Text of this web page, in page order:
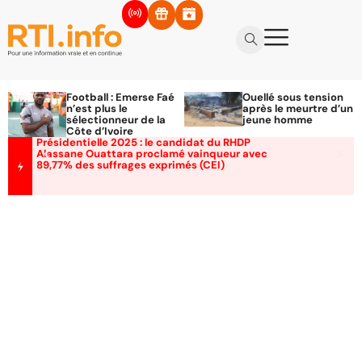
Football : Emerse Faé
n’est plus le
sélectionneur de la
Côte d’Ivoire
Ouellé sous tension
après le meurtre d’un
jeune homme
Présidentielle 2025 : le candidat du RHDP
Alassane Ouattara proclamé vainqueur avec
89,77% des suffrages exprimés (CEI)